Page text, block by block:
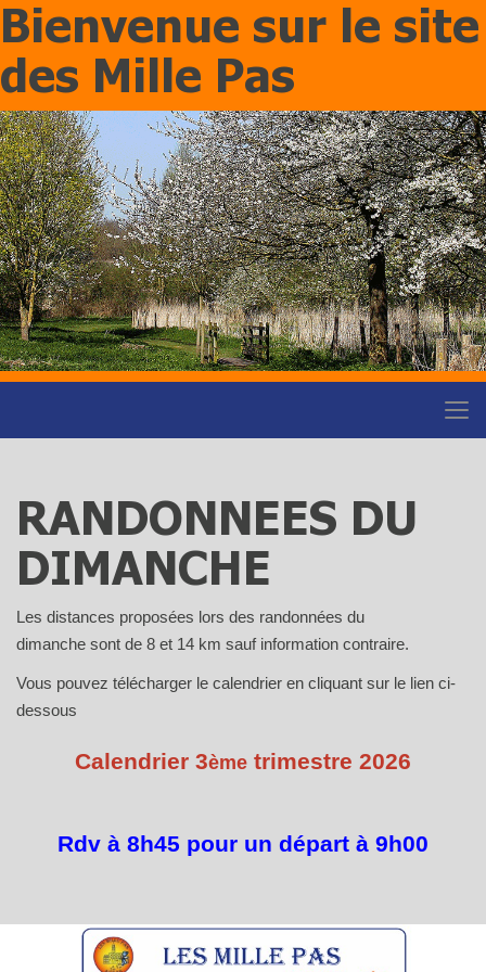
Bienvenue sur le site
des Mille Pas
RANDONNEES DU
DIMANCHE
Les distances proposées lors des randonnées du
dimanche sont de 8 et 14 km sauf information contraire.
Vous pouvez télécharger le calendrier en cliquant sur le lien ci-
dessous
Calendrier 3ème trimestre 2026
Rdv à 8h45 pour un départ à 9h00